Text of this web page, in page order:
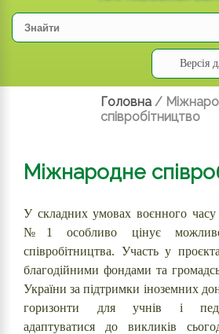
Версія
Головна /
співробітництво
Міжнародне
У складних умовах воєнного часу
№1 особливо цінує
співробітництва. Участь у
благодійними фондами та
України за підтримки іноземних
горизонти для учнів і
адаптуватися до викликів